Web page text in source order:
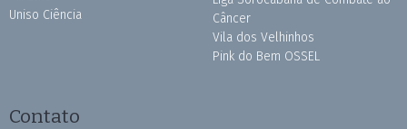
Uniso Ciência
Câncer
Vila dos Velhinhos
Pink do Bem OSSEL
Contato